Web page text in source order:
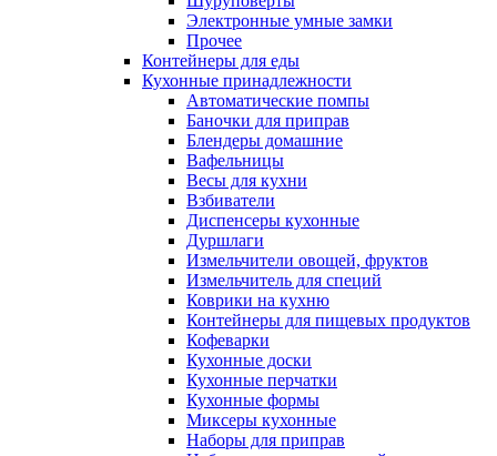
Электронные умные замки
Прочее
Контейнеры для еды
Кухонные принадлежности
Автоматические помпы
Баночки для приправ
Блендеры домашние
Вафельницы
Весы для кухни
Взбиватели
Диспенсеры кухонные
Дуршлаги
Измельчители овощей, фруктов
Измельчитель для специй
Коврики на кухню
Контейнеры для пищевых продуктов
Кофеварки
Кухонные доски
Кухонные перчатки
Кухонные формы
Миксеры кухонные
Наборы для приправ